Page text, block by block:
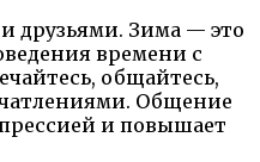
друзьями. Зима — это
времени с
общайтесь,
Общение
и повышает